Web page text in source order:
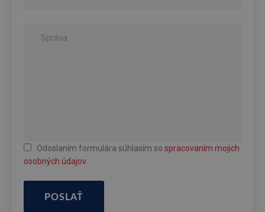
Odoslaním formulára súhlasím so spracovaním mojich
osobných údajov.
POSLAŤ